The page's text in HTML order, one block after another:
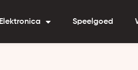
Elektronica Speelgoed